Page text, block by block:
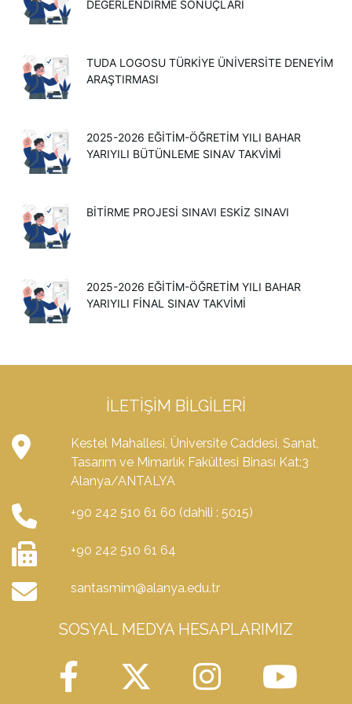
DEĞERLENDİRME SONUÇLARI
TUDA LOGOSU TÜRKIYE ÜNIVERSITE DENEYIM
ARAŞTIRMASI
2025-2026 EĞITIM-ÖĞRETIM YILI BAHAR
YARIYILI BÜTÜNLEME SINAV TAKVIMI
BİTİRME PROJESİ SINAVI ESKİZ SINAVI
2025-2026 EĞITIM-ÖĞRETIM YILI BAHAR
YARIYILI FINAL SINAV TAKVIMI
İLETIŞIM BILGILERI
Kestel Mahallesi, Üniversite Caddesi, Sanat,
Tasarım ve Mimarlık Fakültesi Binası Kat:3
Alanya/ANTALYA
+90 242 510 61 60 (dahili : 5015)
+90 242 510 61 64
santasmim@alanya.edu.tr
SOSYAL MEDYA HESAPLARIMIZ